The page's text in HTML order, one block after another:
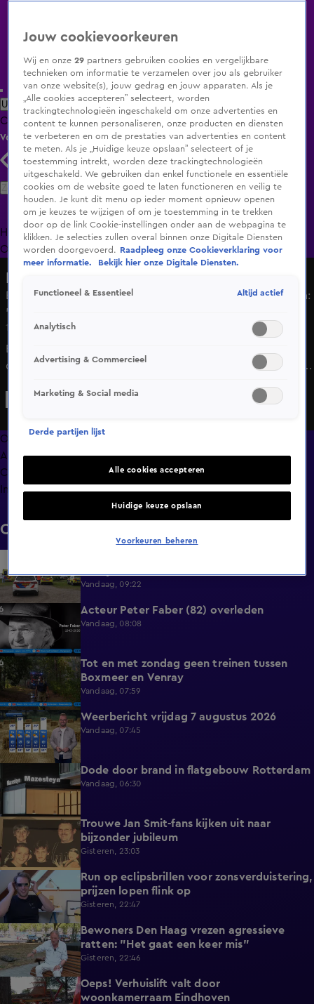
Uitzending Gemist Populaire programma's Zenders Genres
ClipsFilmsRadioSmart TV inlogShop
Volg KIJK
Zoeken
HomeUitzending Gemist Programma's De Bondgenoten
OranjezomerLivestreamsShop
Buurtbewoners Beerta schrikken van ontvoering kinderen:
'Moet er niet aan denken'
19 mei 2025, 12:40
Er wordt steeds meer bekend over Klaas Bijl, de man die
door de politie wordt verdacht van het ontvoeren van zijn
In het dorp is de schrik groot; buurtbewoners leven intens
Overzicht
Afleveringen
Clips
Info
Clips
Vandaag, 09:22
0:59 Acteur Peter Faber (82) overleden
Vandaag, 08:08
0:36
Tot en met zondag geen treinen tussen
Boxmeer en Venray
Vandaag, 07:59
2:26 Weerbericht vrijdag 7 augustus 2026
Vandaag, 07:45
Dode door brand in flatgebouw Rotterdam
Vandaag, 06:30
1:59
Trouwe Jan Smit-fans kijken uit naar
bijzonder jubileum
Gisteren, 23:03
2:06
Run op eclipsbrillen voor zonsverduistering,
prijzen lopen flink op
Gisteren, 22:47
1:54
Bewoners Den Haag vrezen agressieve
ratten: "Het gaat een keer mis"
Gisteren, 22:46
0:58
Oeps! Verhuislift valt door
woonkamerraam Eindhoven
Jouw cookievoorkeuren
Wij en onze29 partners gebruiken cookies en vergelijkbare
technieken om informatie te verzamelen over jou als gebruiker
van onze website(s), jouw gedrag en jouw apparaten. Als je
„Alle cookies accepteren” selecteert, worden
trackingtechnologieën ingeschakeld om onze advertenties en
content te kunnen personaliseren, onze producten en diensten
te verbeteren en om de prestaties van advertenties en content
te meten. Als je „Huidige keuze opslaan” selecteert of je
toestemming intrekt, worden deze trackingtechnologieën
uitgeschakeld. We gebruiken dan enkel functionele en essentiële
cookies om de website goed te laten functioneren en veilig te
houden. Je kunt dit menu op ieder moment opnieuw openen
om je keuzes te wijzigen of om je toestemming in te trekken
door op de link Cookie-instellingen onder aan de webpagina te
klikken. Je selecties zullen overal binnen onze Digitale Diensten
worden doorgevoerd.
Raadpleeg onze Cookieverklaring voor
meer informatie.
Bekijk hier onze Digitale Diensten.
Functioneel & Essentieel Altijd actief
Analytisch
Advertising & Commercieel
Marketing & Social media
Derde partijen lijst
Alle cookies accepteren
Huidige keuze opslaan
Voorkeuren beheren